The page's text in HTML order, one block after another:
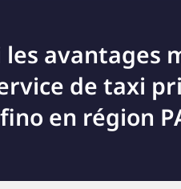
les avantages
de taxi
en région